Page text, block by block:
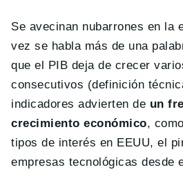
Se avecinan nubarrones en la
vez se habla más de una
que el PIB deja de crecer
consecutivos (definición
indicadores advierten de un
crecimiento económico,
tipos de interés en EEUU, el
empresas tecnológicas desde